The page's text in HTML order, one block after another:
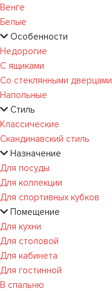
Венге
Белые
Особенности
Недорогие
С ящиками
Со стеклянными дверцами
Напольные
Стиль
Классические
Скандинавский стиль
Назначение
Для посуды
Для коллекции
Для спортивных кубков
Помещение
Для кухни
Для столовой
Для кабинета
Для гостинной
В спальню